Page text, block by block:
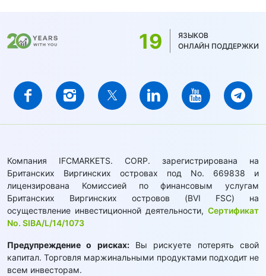
19
ЯЗЫКОВ
ОНЛАЙН ПОДДЕРЖКИ
Компания IFCMARKETS. CORP. зарегистрирована на
Британских Виргинских островах под No. 669838 и
лицензирована Комиссией по финансовым услугам
Британских Виргинских островов (BVI FSC) на
осуществление инвестиционной деятельности, Сертификат
No. SIBA/L/14/1073
Предупреждение о рисках:Вы рискуете потерять свой
капитал. Торговля маржинальными продуктами подходит не
всем инвесторам.